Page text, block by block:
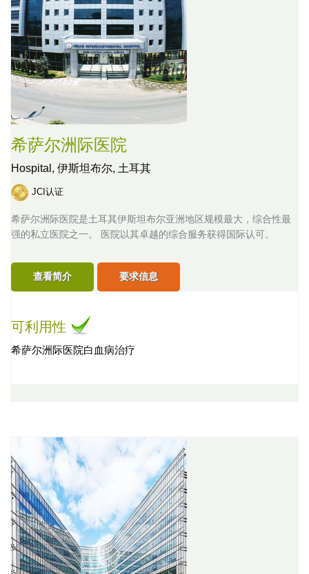
希萨尔洲际医院
Hospital, 伊斯坦布尔, 土耳其
JCI认证
希萨尔洲际医院是土耳其伊斯坦布尔亚洲地区规模最大，综合性最
强的私立医院之一。 医院以其卓越的综合服务获得国际认可。
查看简介 要求信息
可利用性
希萨尔洲际医院白血病治疗